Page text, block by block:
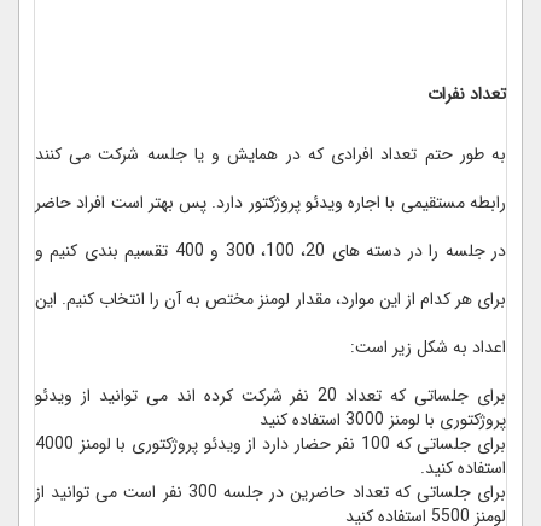
تعداد نفرات
به طور حتم تعداد افرادی که در همایش و یا جلسه شرکت می کنند
رابطه مستقیمی با اجاره ویدئو پروژکتور دارد. پس بهتر است افراد حاضر
در جلسه را در دسته های 20، 100، 300 و 400 تقسیم بندی کنیم و
برای هر کدام از این موارد، مقدار لومنز مختص به آن را انتخاب کنیم. این
اعداد به شکل زیر است:
برای جلساتی که تعداد 20 نفر شرکت کرده اند می توانید از ویدئو
پروژکتوری با لومنز 3000 استفاده کنید
برای جلساتی که 100 نفر حضار دارد از ویدئو پروژکتوری با لومنز 4000
استفاده کنید.
برای جلساتی که تعداد حاضرین در جلسه 300 نفر است می توانید از
لومنز 5500 استفاده کنید